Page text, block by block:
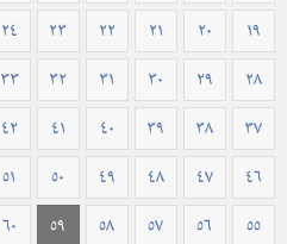
١٩
٢٠ ٢١ ٢٢ ٢٣ ٢٤
٢٨
٢٩ ٣٠ ٣١ ٣٢ ٣٣
٣٧
٣٨ ٣٩ ٤٠ ٤١ ٤٢
٤٦
٤٧ ٤٨ ٤٩ ٥٠ ٥١
٥٥
٥٦ ٥٧ ٥٨ ٥٩ ٦٠